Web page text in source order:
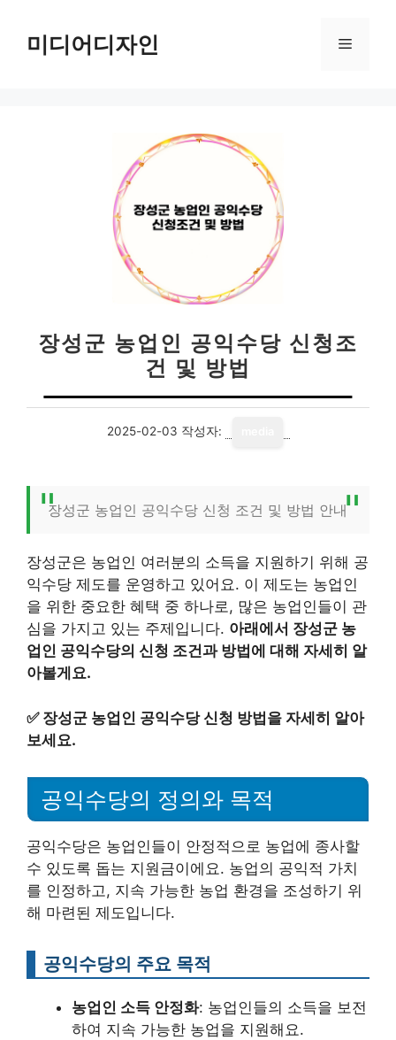
미디어디자인 메
장성군 농업인 공익수당 신청조
건 및 방법
2025-02-03 작성자:
장성군 농업인 공익수당 신청 조건 및 방법 안내
장성군은 농업인 여러분의 소득을 지원하기 위해 공
익수당 제도를 운영하고 있어요. 이 제도는 농업인
을 위한 중요한 혜택 중 하나로, 많은 농업인들이 관
심을 가지고 있는 주제입니다. 아래에서 장성군 농
업인 공익수당의 신청 조건과 방법에 대해 자세히 알
아볼게요.
✅ 장성군 농업인 공익수당 신청 방법을 자세히 알아
보세요.
공익수당의 정의와 목적
공익수당은 농업인들이 안정적으로 농업에 종사할
수 있도록 돕는 지원금이에요. 농업의 공익적 가치
를 인정하고, 지속 가능한 농업 환경을 조성하기 위
해 마련된 제도입니다.
공익수당의 주요 목적
농업인 소득 안정화: 농업인들의 소득을 보전
하여 지속 가능한 농업을 지원해요.